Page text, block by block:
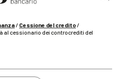
del TUF
/ Cessione del credito/
al cessionario dei controcrediti del